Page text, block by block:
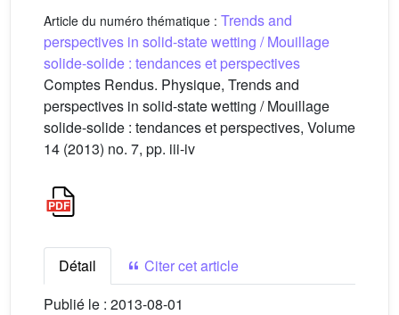
Article du numéro thématique : Trends and
perspectives in solid-state wetting / Mouillage
solide-solide : tendances et perspectives
Comptes Rendus. Physique, Trends and
perspectives in solid-state wetting / Mouillage
solide-solide : tendances et perspectives, Volume
14 (2013) no. 7, pp. iii-iv
Détail
Citer cet article
Publié le : 2013-08-01